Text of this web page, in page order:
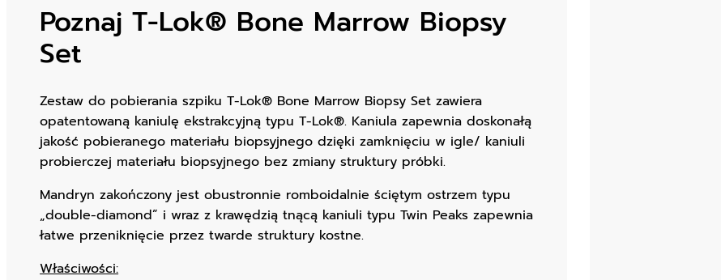
Poznaj T-Lok® Bone Marrow Biopsy
Set
Zestaw do pobierania szpiku T-Lok® Bone Marrow Biopsy Set zawiera
opatentowaną kaniulę ekstrakcyjną typu T-Lok®. Kaniula zapewnia doskonałą
jakość pobieranego materiału biopsyjnego dzięki zamknięciu w igle/ kaniuli
probierczej materiału biopsyjnego bez zmiany struktury próbki.
Mandryn zakończony jest obustronnie romboidalnie ściętym ostrzem typu
„double-diamond” i wraz z krawędzią tnącą kaniuli typu Twin Peaks zapewnia
łatwe przeniknięcie przez twarde struktury kostne.
Właściwości: